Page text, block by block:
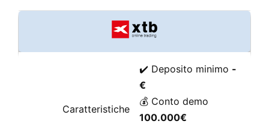
Caratteristiche
✔️ Deposito minimo -
€
💰 Conto demo
100.000€